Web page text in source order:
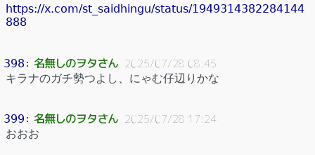
https://x.com/st_saidhingu/status/1949314382284144
888
398 ： 名無しのヲタさん 2025/07/28 08:45
キラナのガチ勢つよし、にゃむ仔辺りかな
399 ： 名無しのヲタさん 2025/07/28 17:24
おおお